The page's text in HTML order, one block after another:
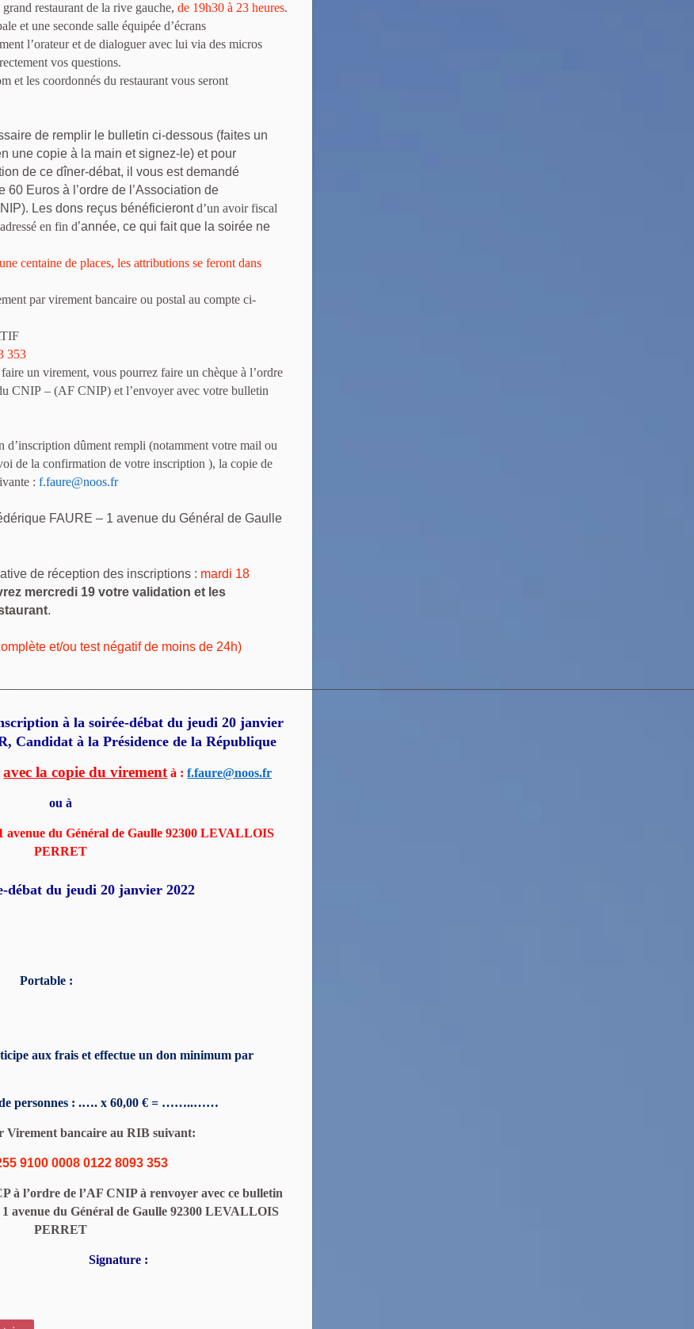
restaurant de la rive gauche, de 19h30 à 23 heures.
et une seconde salle équipée d’écrans
l’orateur et de dialoguer avec lui via des micros
vos questions.
et les coordonnés du restaurant vous seront
de remplir le bulletin ci-dessous (faites un
une copie à la main et signez-le) et pour
de ce dîner-débat, il vous est demandé
60 Euros à l’ordre de l’Association de
Les dons reçus bénéficierontd’un avoir fiscal
en fin d’année, ce qui fait que la soirée ne
centaine de places, les attributions se feront dans
par virement bancaire ou postal au compte ci-
353
un virement, vous pourrez faire un chèque à l’ordre
CNIP – (AF CNIP) et l’envoyer avec votre bulletin
dûment rempli (notamment votre mail ou
de la confirmation de votre inscription ), la copie de
: f.faure@noos.fr
FAURE – 1 avenue du Général de Gaulle
de réception des inscriptions : mardi 18
mercredi 19 votre validation et les
.
et/ou test négatif de moins de 24h)
à la soirée-débat du jeudi 20 janvier
Candidat à la Présidence de la République
avec la copie du virement à :f.faure@noos.fr
ou à
du Général de Gaulle 92300 LEVALLOIS
PERRET
débat du jeudi 20 janvier 2022
:
aux frais et effectue un don minimum par
personnes : .…. x 60,00 € = ……..……
Virement bancaireau RIB suivant:
9100 0008 0122 8093 353
à l’ordre de l’AF CNIPà renvoyer avec ce bulletin
avenue du Général de Gaulle 92300 LEVALLOIS
PERRET
: Signature :